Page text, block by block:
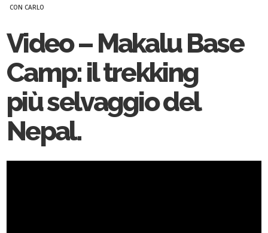
CON CARLO
Video – Makalu Base
Camp: il trekking
più selvaggio del
Nepal.